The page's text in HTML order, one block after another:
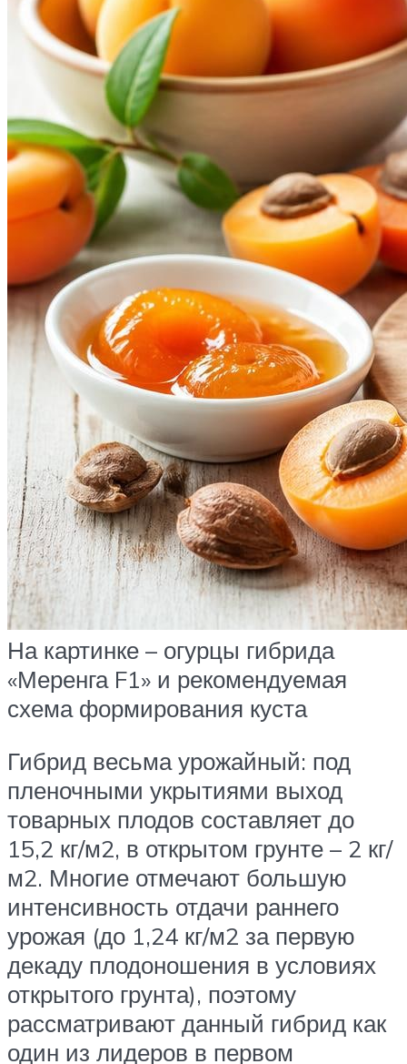
На картинке – огурцы гибрида
«Меренга F1» и рекомендуемая
схема формирования куста
Гибрид весьма урожайный: под
пленочными укрытиями выход
товарных плодов составляет до
15,2 кг/м2, в открытом грунте – 2 кг/
м2. Многие отмечают большую
интенсивность отдачи раннего
урожая (до 1,24 кг/м2 за первую
декаду плодоношения в условиях
открытого грунта), поэтому
рассматривают данный гибрид как
один из лидеров в первом